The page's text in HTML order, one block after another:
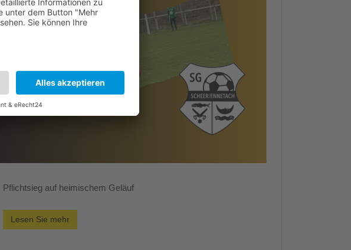
Pflichtsieg auf heimischem Geläuf
Lesen Sie mehr